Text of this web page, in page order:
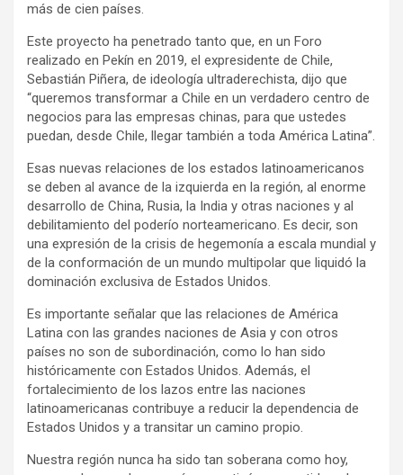
más de cien países.
Este proyecto ha penetrado tanto que, en un Foro
realizado en Pekín en 2019, el expresidente de Chile,
Sebastián Piñera, de ideología ultraderechista, dijo que
“queremos transformar a Chile en un verdadero centro de
negocios para las empresas chinas, para que ustedes
puedan, desde Chile, llegar también a toda América Latina”.
Esas nuevas relaciones de los estados latinoamericanos
se deben al avance de la izquierda en la región, al enorme
desarrollo de China, Rusia, la India y otras naciones y al
debilitamiento del poderío norteamericano. Es decir, son
una expresión de la crisis de hegemonía a escala mundial y
de la conformación de un mundo multipolar que liquidó la
dominación exclusiva de Estados Unidos.
Es importante señalar que las relaciones de América
Latina con las grandes naciones de Asia y con otros
países no son de subordinación, como lo han sido
históricamente con Estados Unidos. Además, el
fortalecimiento de los lazos entre las naciones
latinoamericanas contribuye a reducir la dependencia de
Estados Unidos y a transitar un camino propio.
Nuestra región nunca ha sido tan soberana como hoy,